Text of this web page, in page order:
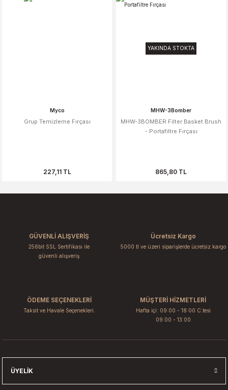
Myco
Grup Temizleme Fırçası
227,11 TL
YAKINDA STOKTA
MHW-3Bomber
MHW-3BOMBER Filter Basket Brush
- Portafiltre Fırçası
865,80 TL
GÜVENLİ ALIŞVERİŞ
256bit SSL Sertifikası ile
güvenli alışveriş
Ücretsiz Kargo
5000 tl ve üzeri siparişlerde ücretsiz kargo
ÖDEME SEÇENEKLERİ
Taksit ve Havale Seçenekleri.
MÜŞTERİ HİZMETLERİ
Hafta içi: 09:00 - 18:00 C.tesi
09:00 - 13:00
ÜYELIK